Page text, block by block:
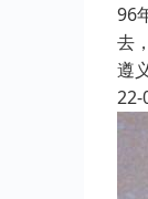
96
去
遵
22-